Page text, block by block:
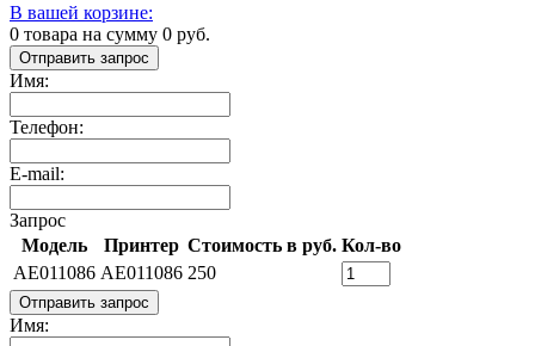
В вашей корзине:
0 товара на сумму 0 руб.
Отправить запрос
Имя:
Телефон:
E-mail:
Запрос
Модель
Принтер Стоимость в руб. Кол-во
AE011086 AE011086 250
Отправить запрос
Имя: